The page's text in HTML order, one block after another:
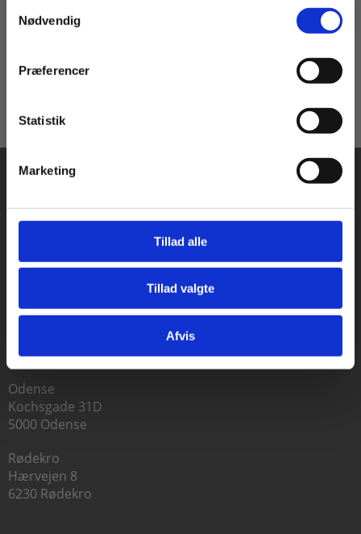
Nødvendig
Præferencer
Statistik
Marketing
Tillad alle
Tillad valgte
Afvis
65,00 KR.
Praxis Forlag A/S
København
1120 København K
Odense
Kochsgade 31D
5000 Odense
Rødekro
Hærvejen 8
6230 Rødekro
Gå til praxisOnline